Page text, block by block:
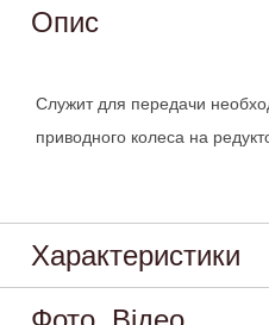
Опис
Служит для передачи
приводного колеса на
Характеристики